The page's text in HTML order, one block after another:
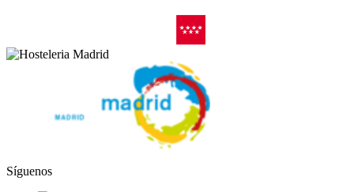
Síguenos